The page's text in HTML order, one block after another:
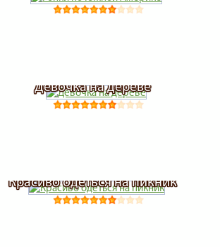
Девочка на дереве
Красиво одеться на пикник